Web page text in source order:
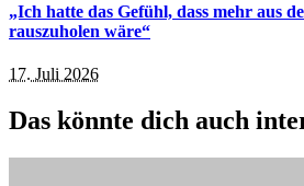
„Ich hatte das Gefühl, dass mehr aus
rauszuholen wäre“
17. Juli 2026
Das könnte dich auch